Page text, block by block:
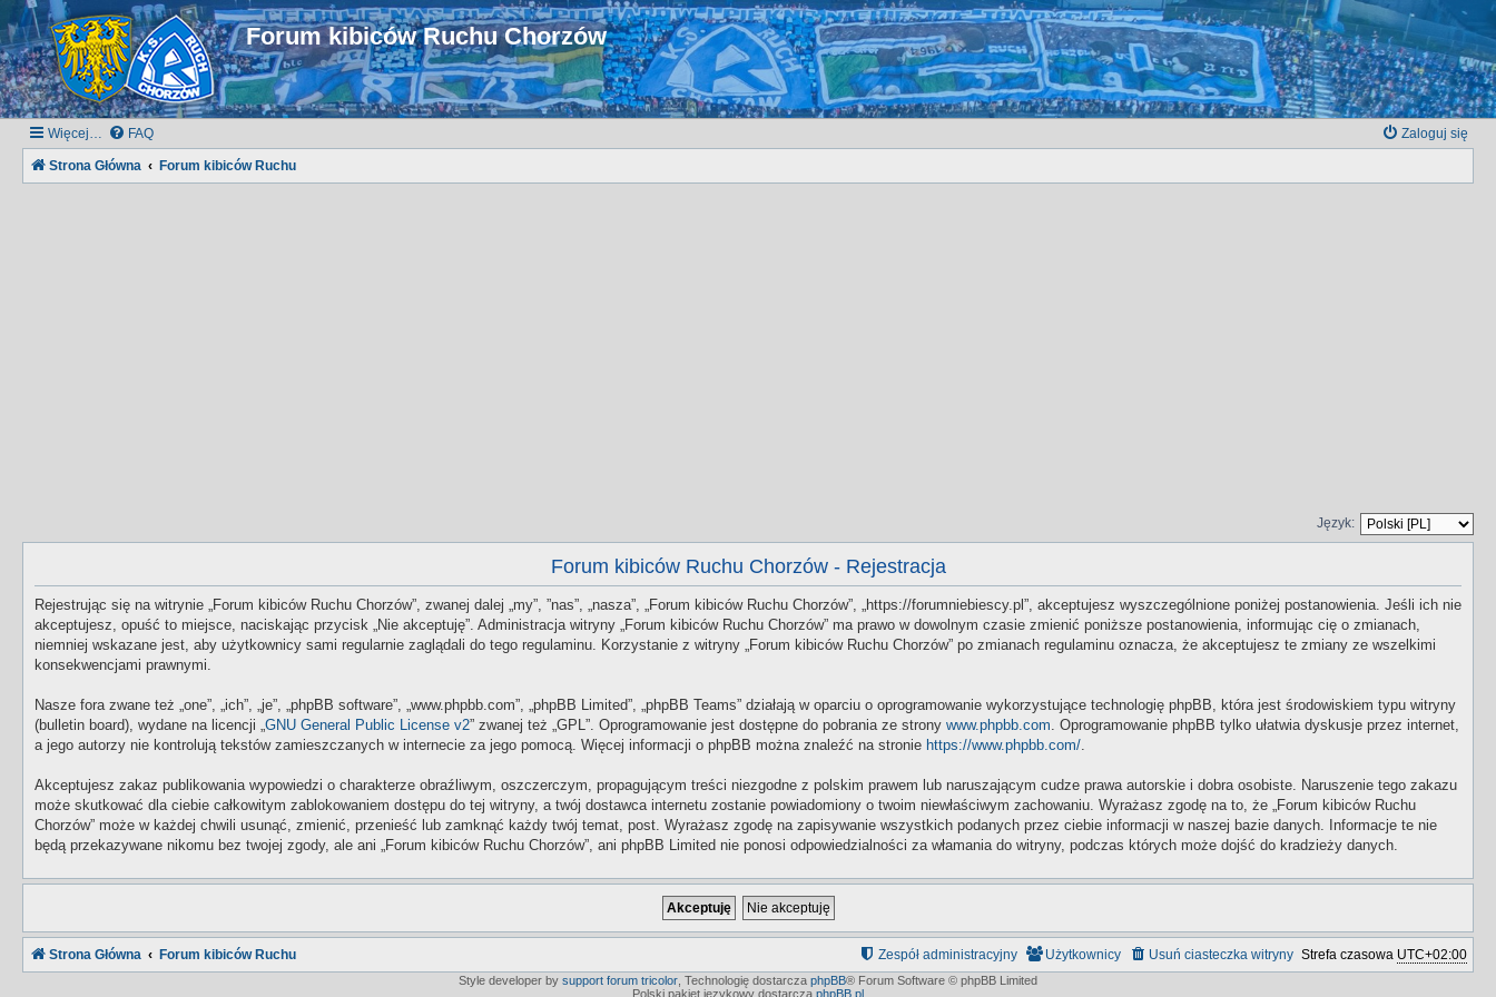
Forum kibiców Ruchu Chorzów
Więcej… FAQ Zaloguj się
Strona Główna Forum kibiców Ruchu
Język:
Forum kibiców Ruchu Chorzów - Rejestracja
Rejestrując się na witrynie „Forum kibiców Ruchu Chorzów”, zwanej dalej „my”, ”nas”, „nasza”, „Forum kibiców Ruchu Chorzów”, „https://forumniebiescy.pl”, akceptujesz wyszczególnione poniżej postanowienia. Jeśli ich nie
akceptujesz, opuść to miejsce, naciskając przycisk „Nie akceptuję”. Administracja witryny „Forum kibiców Ruchu Chorzów” ma prawo w dowolnym czasie zmienić poniższe postanowienia, informując cię o zmianach,
niemniej wskazane jest, aby użytkownicy sami regularnie zaglądali do tego regulaminu. Korzystanie z witryny „Forum kibiców Ruchu Chorzów” po zmianach regulaminu oznacza, że akceptujesz te zmiany ze wszelkimi
konsekwencjami prawnymi.
Nasze fora zwane też „one”, „ich”, „je”, „phpBB software”, „www.phpbb.com”, „phpBB Limited”, „phpBB Teams” działają w oparciu o oprogramowanie wykorzystujące technologię phpBB, która jest środowiskiem typu witryny
(bulletin board), wydane na licencji „GNU General Public License v2” zwanej też „GPL”. Oprogramowanie jest dostępne do pobrania ze strony www.phpbb.com. Oprogramowanie phpBB tylko ułatwia dyskusje przez internet,
a jego autorzy nie kontrolują tekstów zamieszczanych w internecie za jego pomocą. Więcej informacji o phpBB można znaleźć na stronie https://www.phpbb.com/.
Akceptujesz zakaz publikowania wypowiedzi o charakterze obraźliwym, oszczerczym, propagującym treści niezgodne z polskim prawem lub naruszającym cudze prawa autorskie i dobra osobiste. Naruszenie tego zakazu
może skutkować dla ciebie całkowitym zablokowaniem dostępu do tej witryny, a twój dostawca internetu zostanie powiadomiony o twoim niewłaściwym zachowaniu. Wyrażasz zgodę na to, że „Forum kibiców Ruchu
Chorzów” może w każdej chwili usunąć, zmienić, przenieść lub zamknąć każdy twój temat, post. Wyrażasz zgodę na zapisywanie wszystkich podanych przez ciebie informacji w naszej bazie danych. Informacje te nie
będą przekazywane nikomu bez twojej zgody, ale ani „Forum kibiców Ruchu Chorzów”, ani phpBB Limited nie ponosi odpowiedzialności za włamania do witryny, podczas których może dojść do kradzieży danych.
Strona Główna Forum kibiców Ruchu Strefa czasowa UTC+02:00
Usuń ciasteczka witryny
Użytkownicy
Zespół administracyjny
Style developer by support forum tricolor Technologię dostarcza phpBB® Forum Software © phpBB Limited
Polski pakiet językowy dostarcza phpBB.pl